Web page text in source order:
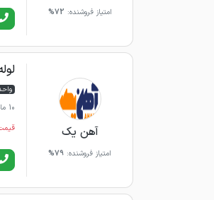
امتیاز فروشنده: 72%
آهن یک
امتیاز فروشنده: 79%
10 ماه پیش